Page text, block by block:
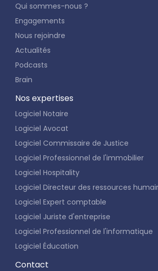
Qui sommes-nous ?
Engagements
Nous rejoindre
Actualités
Podcasts
Brain
Nos expertises
Logiciel Notaire
Logiciel Avocat
Logiciel Commissaire de Justice
Logiciel Professionnel de l'immobilier
Logiciel Hospitality
Logiciel Directeur des ressources
Logiciel Expert comptable
Logiciel Juriste d'entreprise
Logiciel Professionnel de l'informatique
Logiciel Éducation
Contact